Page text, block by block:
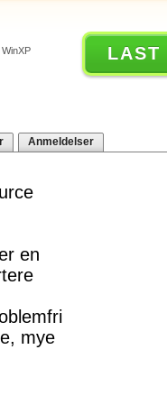
LAST
Anmeldelser
en
mye